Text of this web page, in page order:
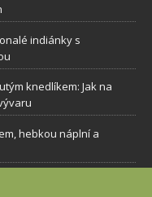
indiánky s
knedlíkem: Jak na
hebkou náplní a